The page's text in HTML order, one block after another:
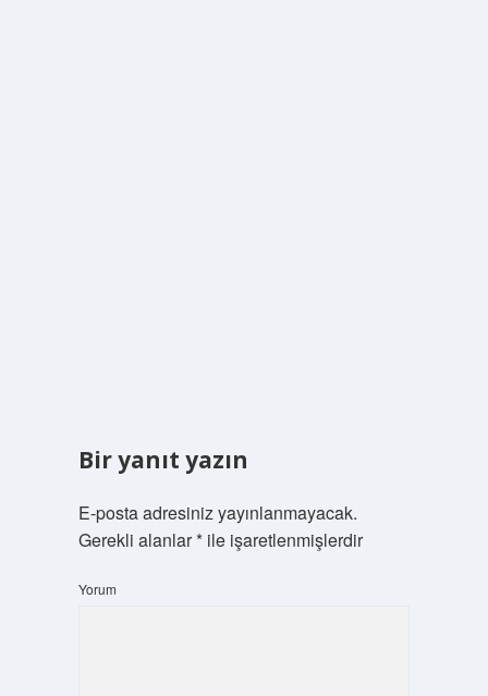
Bir yanıt yazın
E-posta adresiniz yayınlanmayacak.
Gerekli alanlar*ile işaretlenmişlerdir
Yorum